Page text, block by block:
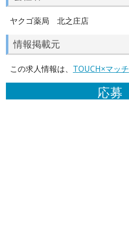
ヤクゴ薬局 北之庄店
情報掲載元
この求人情報は、 TOUCH×マッチ
応募